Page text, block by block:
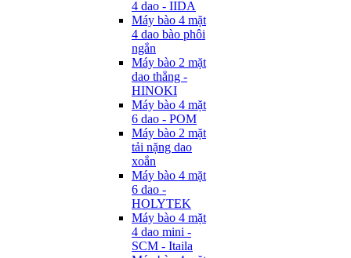
4 dao - IIDA
Máy bào 4 mặt
4 dao bào phôi
ngắn
Máy bào 2 mặt
dao thẳng -
HINOKI
Máy bào 4 mặt
6 dao - POM
Máy bào 2 mặt
tải nặng dao
xoắn
Máy bào 4 mặt
6 dao -
HOLYTEK
Máy bào 4 mặt
4 dao mini -
SCM - Itaila